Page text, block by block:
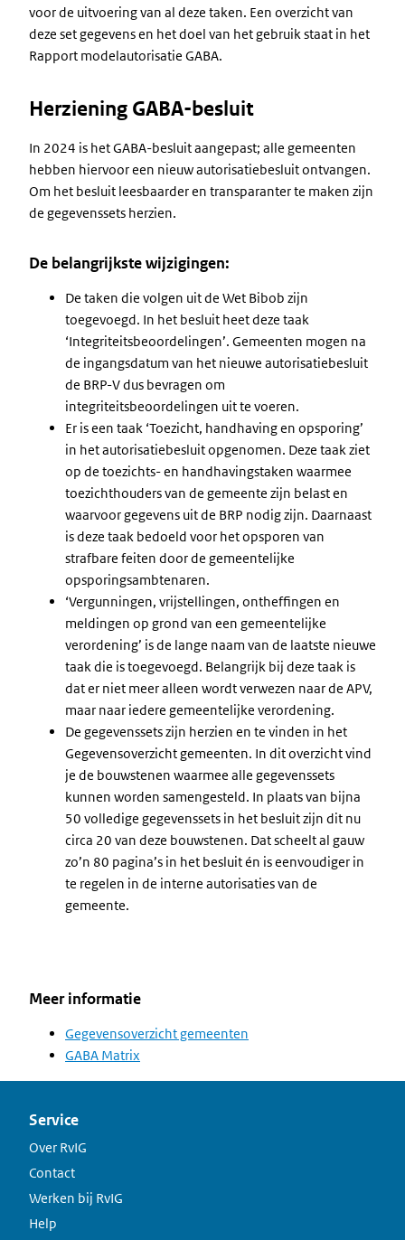
voor de uitvoering van al deze taken. Een overzicht van
deze set gegevens en het doel van het gebruik staat in het
Rapport modelautorisatie GABA.
Herziening GABA-besluit
In 2024 is het GABA-besluit aangepast; alle gemeenten
hebben hiervoor een nieuw autorisatiebesluit ontvangen.
Om het besluit leesbaarder en transparanter te maken zijn
de gegevenssets herzien.
De belangrijkste wijzigingen:
De taken die volgen uit de Wet Bibob zijn
toegevoegd. In het besluit heet deze taak
‘Integriteitsbeoordelingen’. Gemeenten mogen na
de ingangsdatum van het nieuwe autorisatiebesluit
de BRP-V dus bevragen om
integriteitsbeoordelingen uit te voeren.
Er is een taak ‘Toezicht, handhaving en opsporing’
in het autorisatiebesluit opgenomen. Deze taak ziet
op de toezichts- en handhavingstaken waarmee
toezichthouders van de gemeente zijn belast en
waarvoor gegevens uit de BRP nodig zijn. Daarnaast
is deze taak bedoeld voor het opsporen van
strafbare feiten door de gemeentelijke
opsporingsambtenaren.
‘Vergunningen, vrijstellingen, ontheffingen en
meldingen op grond van een gemeentelijke
verordening’ is de lange naam van de laatste nieuwe
taak die is toegevoegd. Belangrijk bij deze taak is
dat er niet meer alleen wordt verwezen naar de APV,
maar naar iedere gemeentelijke verordening.
De gegevenssets zijn herzien en te vinden in het
Gegevensoverzicht gemeenten. In dit overzicht vind
je de bouwstenen waarmee alle gegevenssets
kunnen worden samengesteld. In plaats van bijna
50 volledige gegevenssets in het besluit zijn dit nu
circa 20 van deze bouwstenen. Dat scheelt al gauw
zo’n 80 pagina’s in het besluit én is eenvoudiger in
te regelen in de interne autorisaties van de
gemeente.
Meer informatie
Gegevensoverzicht gemeenten
GABA Matrix
Service
Over RvIG
Contact
Werken bij RvIG
Help